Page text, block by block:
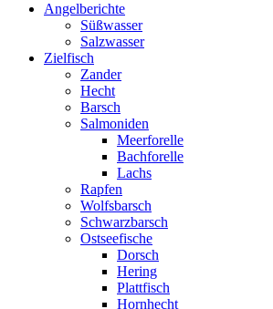
Angelberichte
Süßwasser
Salzwasser
Zielfisch
Zander
Hecht
Barsch
Salmoniden
Meerforelle
Bachforelle
Lachs
Rapfen
Wolfsbarsch
Schwarzbarsch
Ostseefische
Dorsch
Hering
Plattfisch
Hornhecht